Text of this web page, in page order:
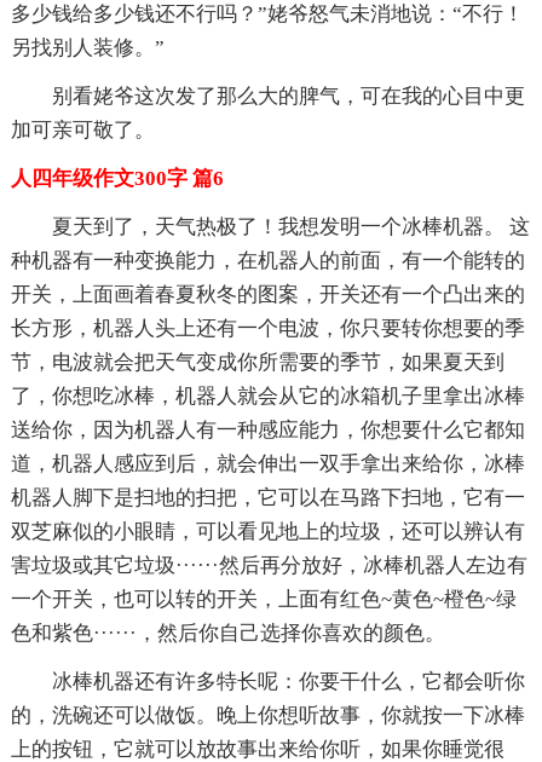
多少钱给多少钱还不行吗？”姥爷怒气未消地说：“不行！
另找别人装修。”
别看姥爷这次发了那么大的脾气，可在我的心目中更
加可亲可敬了。
人四年级作文300字 篇6
夏天到了，天气热极了！我想发明一个冰棒机器。 这
种机器有一种变换能力，在机器人的前面，有一个能转的
开关，上面画着春夏秋冬的图案，开关还有一个凸出来的
长方形，机器人头上还有一个电波，你只要转你想要的季
节，电波就会把天气变成你所需要的季节，如果夏天到
了，你想吃冰棒，机器人就会从它的冰箱机子里拿出冰棒
送给你，因为机器人有一种感应能力，你想要什么它都知
道，机器人感应到后，就会伸出一双手拿出来给你，冰棒
机器人脚下是扫地的扫把，它可以在马路下扫地，它有一
双芝麻似的小眼睛，可以看见地上的垃圾，还可以辨认有
害垃圾或其它垃圾······然后再分放好，冰棒机器人左边有
一个开关，也可以转的开关，上面有红色~黄色~橙色~绿
色和紫色······，然后你自己选择你喜欢的颜色。
冰棒机器还有许多特长呢：你要干什么，它都会听你
的，洗碗还可以做饭。晚上你想听故事，你就按一下冰棒
上的按钮，它就可以放故事出来给你听，如果你睡觉很